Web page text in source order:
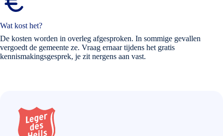
Wat kost het?
De kosten worden in overleg afgesproken. In sommige gevallen
vergoedt de gemeente ze. Vraag ernaar tijdens het gratis
kennismakingsgesprek, je zit nergens aan vast.